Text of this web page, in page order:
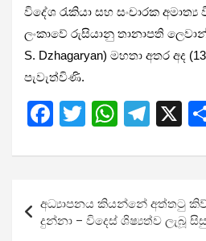
විදේශ රැකියා සහ සංචාරක අමාත්‍ය
ලංකාවේ රුසියානු තානාපති
S. Dzhagaryan) මහතා අතර අද
පැවැත්විණි.
F
ce
b
o
T
tt
er
W
at
s
A
T
e
gr
a
X
navigation
අධ්‍යාපනය කියන්නේ අත්තටු
දුන්නා – විදෙස් ශිෂ්‍යත්ව ලැබූ